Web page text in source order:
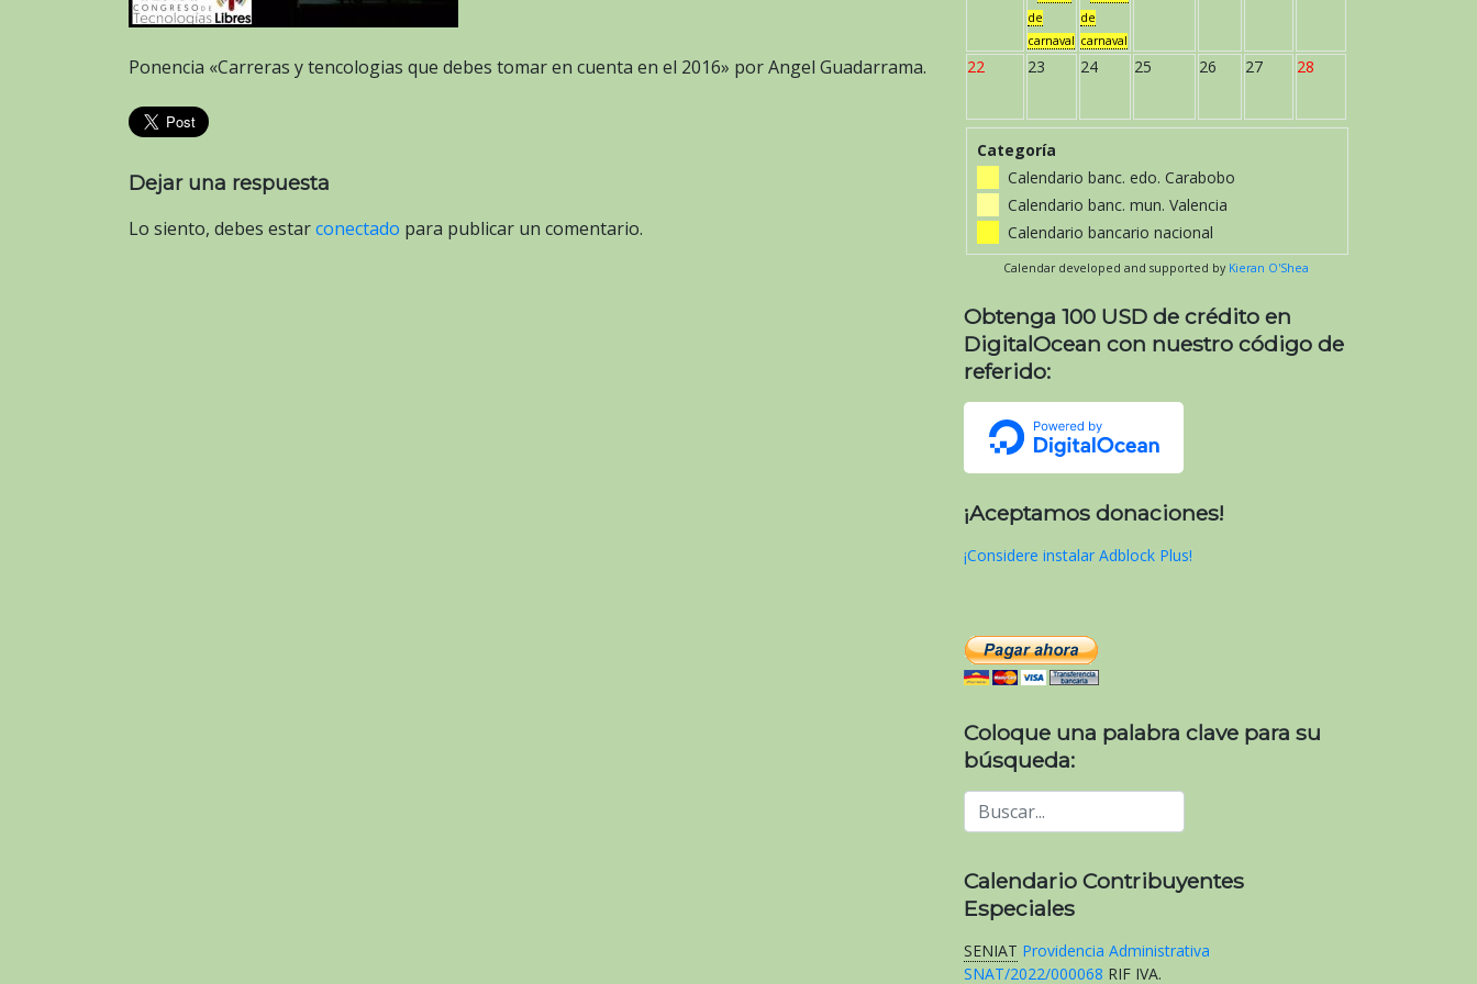
Ponencia «Carreras y tencologias que debes tomar en cuenta en el 2016» por Angel Guadarrama.
Dejar una respuesta
Lo siento, debes estarconectado para publicar un comentario.
de
carnaval
de
carnaval
22 23 24 25 26 27 28
Categoría
Calendario banc. edo. Carabobo
Calendario banc. mun. Valencia
Calendario bancario nacional
Calendar developed and supported by Kieran O'Shea
Obtenga 100 USD de crédito en
DigitalOcean con nuestro código de
referido:
¡Aceptamos donaciones!
¡Considere instalar Adblock Plus!
Coloque una palabra clave para su
búsqueda:
Calendario Contribuyentes
Especiales
SENIAT Providencia Administrativa
SNAT/2022/000068 RIF IVA.